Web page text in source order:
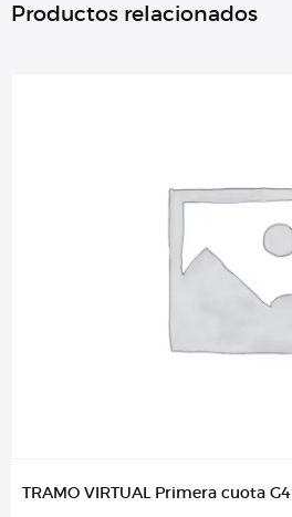
Productos relacionados
TRAMO VIRTUAL Primera cuota G4